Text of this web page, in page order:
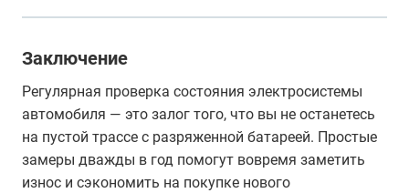
Заключение
Регулярная проверка состояния электросистемы
автомобиля — это залог того, что вы не останетесь
на пустой трассе с разряженной батареей. Простые
замеры дважды в год помогут вовремя заметить
износ и сэкономить на покупке нового